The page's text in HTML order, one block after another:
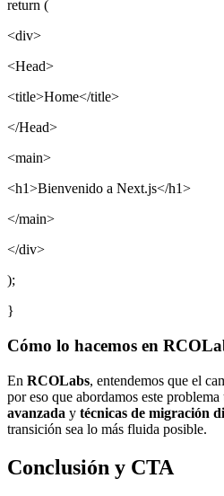
return (
<div>
<Head>
<title>Home</title>
</Head>
<main>
<h1>Bienvenido a Next.js</h1>
</main>
</div>
);
}
Cómo lo hacemos en
En RCOLabs, entendemos que el
por eso que abordamos este
avanzada y técnicas de migración
transición sea lo más fluida posible.
Conclusión y CTA